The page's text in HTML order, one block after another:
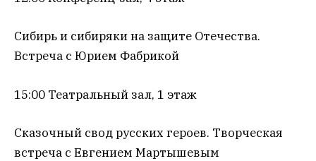
Сибирь и сибиряки на защите Отечества.
Встреча с Юрием Фабрикой
15:00 Театральный зал, 1 этаж
Сказочный свод русских героев. Творческая
встреча с Евгением Мартышевым